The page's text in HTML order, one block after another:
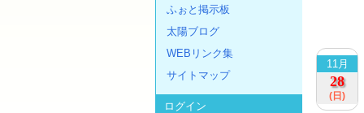
11月
28
(日)
ふぉと掲示板
太陽ブログ
WEBリンク集
サイトマップ
ログイン